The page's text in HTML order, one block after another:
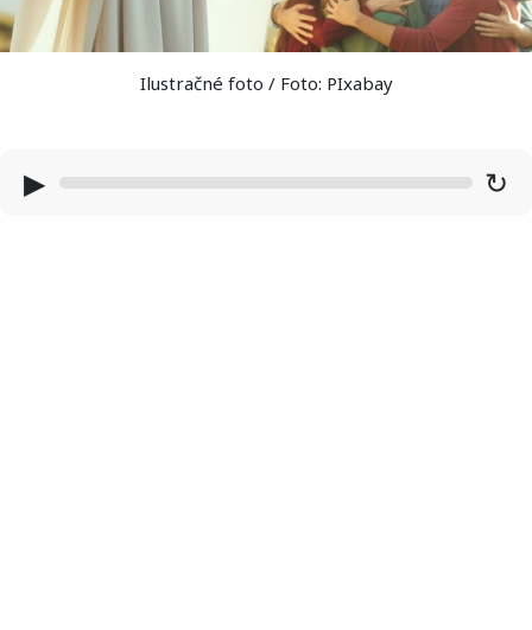
Ilustračné foto / Foto: PIxabay
▶ ↻